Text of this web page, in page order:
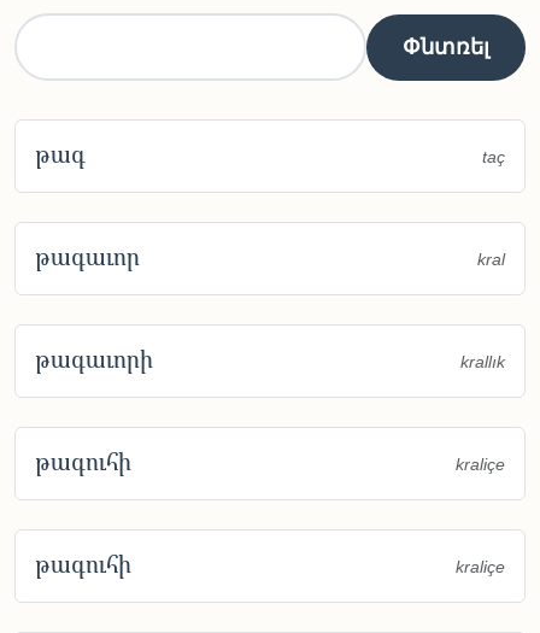
թագ taç
թագաւոր kral
թագաւորի krallık
թագուհի kraliçe
թագուհի kraliçe